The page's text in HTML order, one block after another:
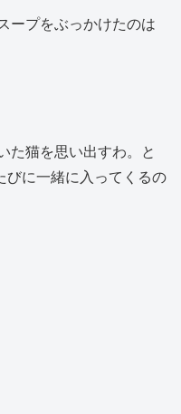
ープをぶっかけたのは
た猫を思い出すわ。と
びに一緒に入ってくるの